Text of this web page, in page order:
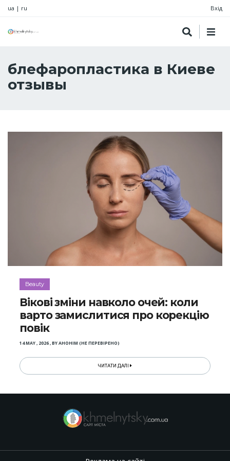
ua | ru Вхід
блефаропластика в Киеве
отзывы
Beauty
Вікові зміни навколо очей: коли
варто замислитися про корекцію
повік
14 MAY , 2026,BYАНОНІМ (НЕ ПЕРЕВІРЕНО)
ЧИТАТИ ДАЛІ